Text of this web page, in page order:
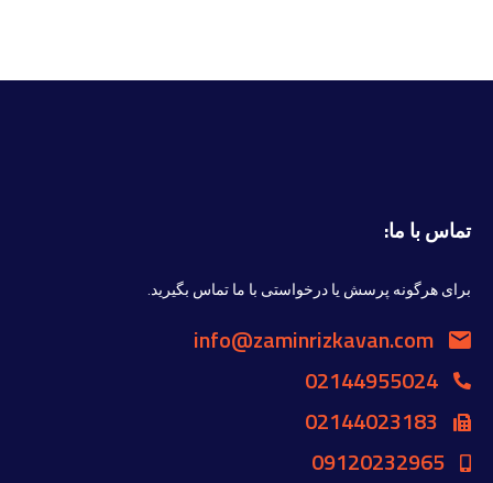
تماس با ما:
برای هرگونه پرسش یا درخواستی با ما تماس بگیرید.
info@zaminrizkavan.com
02144955024
02144023183
09120232965